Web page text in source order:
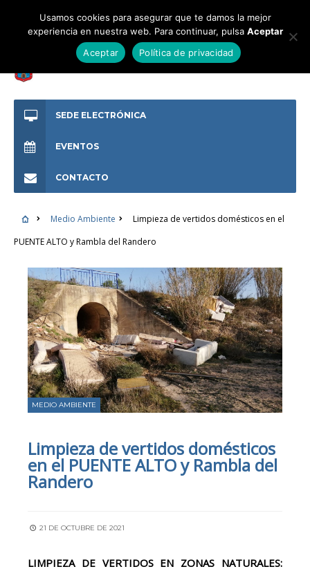
SEDE ELECTRÓNICA
EVENTOS
CONTACTO
Medio Ambiente
Limpieza de vertidos domésticos en el
PUENTE ALTO y Rambla del Randero
MEDIO AMBIENTE
Limpieza de vertidos domésticos
en el PUENTE ALTO y Rambla del
Randero
21 DE OCTUBRE DE 2021
LIMPIEZA DE VERTIDOS EN ZONAS NATURALES:
Usamos cookies para asegurar que te damos la mejor
experiencia en nuestra web. Para continuar, pulsa Aceptar
Aceptar
Política de privacidad